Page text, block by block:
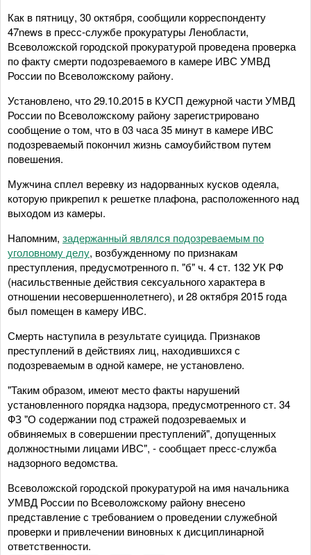
Как в пятницу, 30 октября, сообщили корреспонденту
47news в пресс-службе прокуратуры Ленобласти,
Всеволожской городской прокуратурой проведена проверка
по факту смерти подозреваемого в камере ИВС УМВД
России по Всеволожскому району.
Установлено, что 29.10.2015 в КУСП дежурной части УМВД
России по Всеволожскому району зарегистрировано
сообщение о том, что в 03 часа 35 минут в камере ИВС
подозреваемый покончил жизнь самоубийством путем
повешения.
Мужчина сплел веревку из надорванных кусков одеяла,
которую прикрепил к решетке плафона, расположенного над
выходом из камеры.
Напомним, задержанный являлся подозреваемым по
уголовному делу, возбужденному по признакам
преступления, предусмотренного п. "б" ч. 4 ст. 132 УК РФ
(насильственные действия сексуального характера в
отношении несовершеннолетнего), и 28 октября 2015 года
был помещен в камеру ИВС.
Смерть наступила в результате суицида. Признаков
преступлений в действиях лиц, находившихся с
подозреваемым в одной камере, не установлено.
"Таким образом, имеют место факты нарушений
установленного порядка надзора, предусмотренного ст. 34
ФЗ "О содержании под стражей подозреваемых и
обвиняемых в совершении преступлений", допущенных
должностными лицами ИВС", - сообщает пресс-служба
надзорного ведомства.
Всеволожской городской прокуратурой на имя начальника
УМВД России по Всеволожскому району внесено
представление с требованием о проведении служебной
проверки и привлечении виновных к дисциплинарной
ответственности.